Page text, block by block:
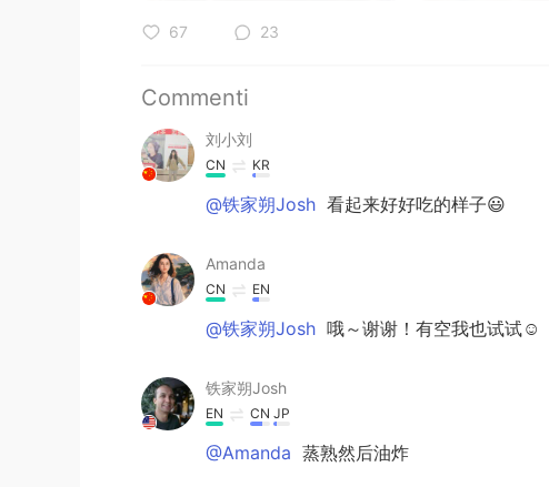
67 23
Commenti
刘小刘
CN KR
@铁家朔Josh 看起来好好吃的样子😃
Amanda
CN EN
@铁家朔Josh 哦～谢谢！有空我也试试☺
铁家朔Josh
EN CN JP
@Amanda 蒸熟然后油炸